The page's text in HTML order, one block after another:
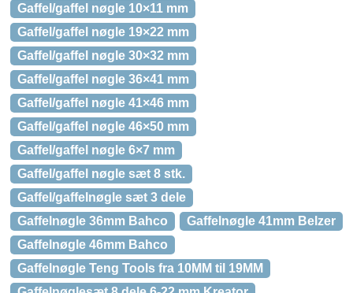
Gaffel/gaffel nøgle 10×11 mm
Gaffel/gaffel nøgle 19×22 mm
Gaffel/gaffel nøgle 30×32 mm
Gaffel/gaffel nøgle 36×41 mm
Gaffel/gaffel nøgle 41×46 mm
Gaffel/gaffel nøgle 46×50 mm
Gaffel/gaffel nøgle 6×7 mm
Gaffel/gaffel nøgle sæt 8 stk.
Gaffel/gaffelnøgle sæt 3 dele
Gaffelnøgle 36mm Bahco
Gaffelnøgle 41mm Belzer
Gaffelnøgle 46mm Bahco
Gaffelnøgle Teng Tools fra 10MM til 19MM